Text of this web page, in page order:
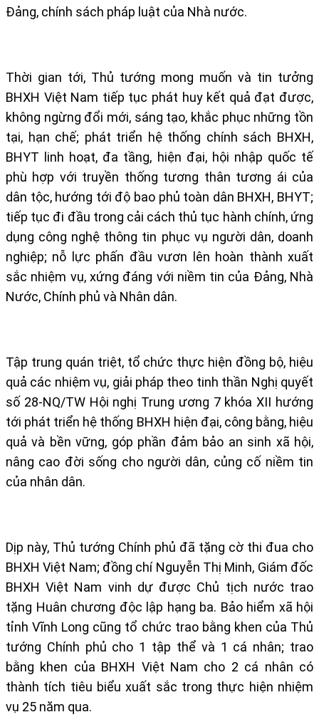
Đảng, chính sách pháp luật của Nhà nước.
Thời gian tới, Thủ tướng mong muốn và tin tưởng
BHXH Việt Nam tiếp tục phát huy kết quả đạt được,
không ngừng đổi mới, sáng tạo, khắc phục những tồn
tại, hạn chế; phát triển hệ thống chính sách BHXH,
BHYT linh hoạt, đa tầng, hiện đại, hội nhập quốc tế
phù hợp với truyền thống tương thân tương ái của
dân tộc, hướng tới độ bao phủ toàn dân BHXH, BHYT;
tiếp tục đi đầu trong cải cách thủ tục hành chính, ứng
dụng công nghệ thông tin phục vụ người dân, doanh
nghiệp; nỗ lực phấn đầu vươn lên hoàn thành xuất
sắc nhiệm vụ, xứng đáng với niềm tin của Đảng, Nhà
Nước, Chính phủ và Nhân dân.
Tập trung quán triệt, tổ chức thực hiện đồng bộ, hiệu
quả các nhiệm vụ, giải pháp theo tinh thần Nghị quyết
số 28-NQ/TW Hội nghị Trung ương 7 khóa XII hướng
tới phát triển hệ thống BHXH hiện đại, công bằng, hiệu
quả và bền vững, góp phần đảm bảo an sinh xã hội,
nâng cao đời sống cho người dân, củng cố niềm tin
của nhân dân.
Dịp này, Thủ tướng Chính phủ đã tặng cờ thi đua cho
BHXH Việt Nam; đồng chí Nguyễn Thị Minh, Giám đốc
BHXH Việt Nam vinh dự được Chủ tịch nước trao
tặng Huân chương độc lập hạng ba. Bảo hiểm xã hội
tỉnh Vĩnh Long cũng tổ chức trao bằng khen của Thủ
tướng Chính phủ cho 1 tập thể và 1 cá nhân; trao
bằng khen của BHXH Việt Nam cho 2 cá nhân có
thành tích tiêu biểu xuất sắc trong thực hiện nhiệm
vụ 25 năm qua.​